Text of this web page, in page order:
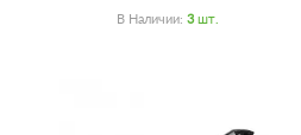
В Наличии: 3 Шт.